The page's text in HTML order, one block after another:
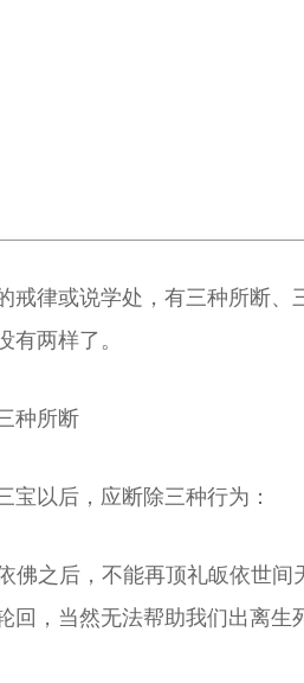
戒律或说学处，有三种所断
有两样了。
种所断
宝以后，应断除三种行为：
佛之后，不能再顶礼皈依世
回，当然无法帮助我们出离生